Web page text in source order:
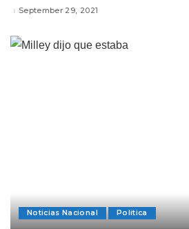
September 29, 2021
Noticias Nacional Politica